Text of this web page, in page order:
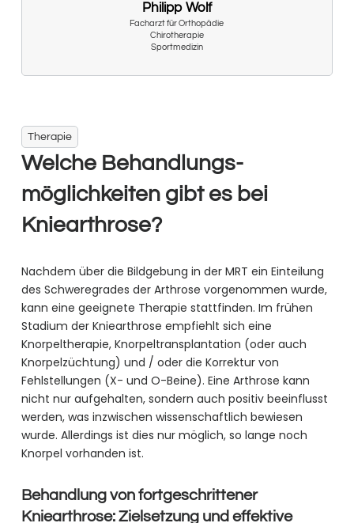
Philipp Wolf
Facharzt für Orthopädie
Chirotherapie
Sportmedizin
Therapie
Welche Behandlungs­
möglichkeiten gibt es bei
Kniearthrose?
Nachdem über die Bildgebung in der MRT ein Einteilung
des Schweregrades der Arthrose vorgenommen wurde,
kann eine geeignete Therapie stattfinden. Im frühen
Stadium der Kniearthrose empfiehlt sich eine
Knorpeltherapie, Knorpeltransplantation (oder auch
Knorpelzüchtung) und / oder die Korrektur von
Fehlstellungen (X- und O-Beine). Eine Arthrose kann
nicht nur aufgehalten, sondern auch positiv beeinflusst
werden, was inzwischen wissenschaftlich bewiesen
wurde. Allerdings ist dies nur möglich, so lange noch
Knorpel vorhanden ist.
Behandlung von fortgeschrittener
Kniearthrose: Zielsetzung und effektive